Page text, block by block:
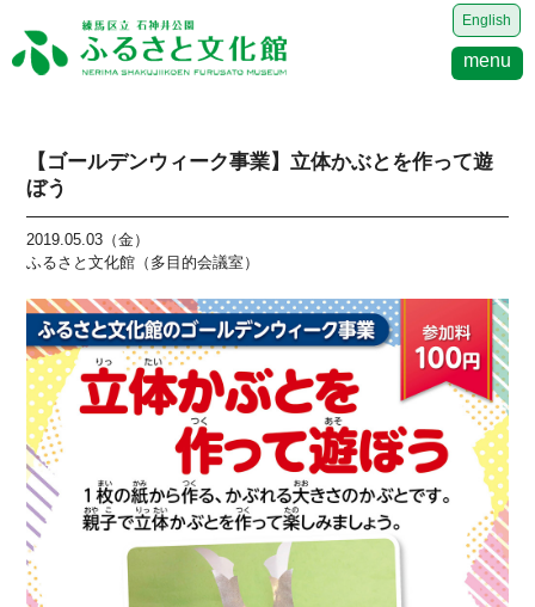
English
menu
【ゴールデンウィーク事業】立体かぶとを作って遊
ぼう
2019.05.03（金）
ふるさと文化館（多目的会議室）